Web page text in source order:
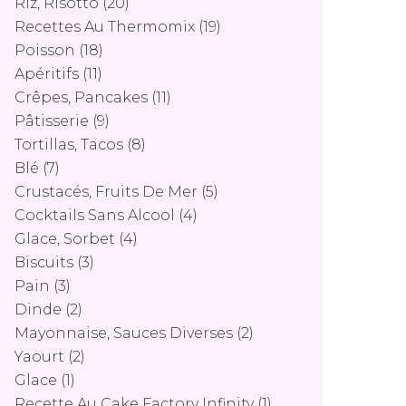
Recettes Au Thermomix (19)
Poisson (18)
Apéritifs (11)
Crêpes, Pancakes (11)
Pâtisserie (9)
Tortillas, Tacos (8)
Blé (7)
Crustacés, Fruits De Mer (5)
Cocktails Sans Alcool
(4)
Glace, Sorbet (4)
Biscuits (3)
Pain (3)
Dinde (2)
Mayonnaise, Sauces Diverses (2)
Yaourt (2)
Glace (1)